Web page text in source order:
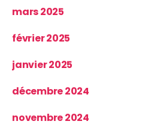
mars 2025
février 2025
janvier 2025
décembre 2024
novembre 2024